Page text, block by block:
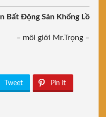
Bất Động Sản Khổng Lồ
– môi giới Mr.Trọng –
Tweet Pin it